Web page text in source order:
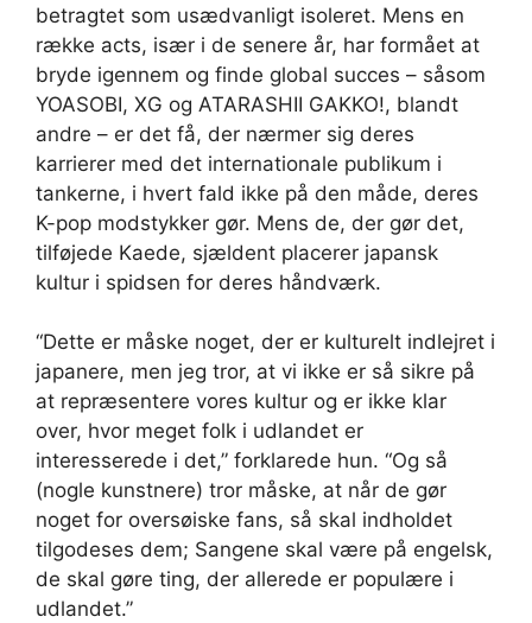
betragtet som usædvanligt isoleret. Mens en
række acts, især i de senere år, har formået at
bryde igennem og finde global succes – såsom
YOASOBI, XG og ATARASHII GAKKO!, blandt
andre – er det få, der nærmer sig deres
karrierer med det internationale publikum i
tankerne, i hvert fald ikke på den måde, deres
K-pop modstykker gør. Mens de, der gør det,
tilføjede Kaede, sjældent placerer japansk
kultur i spidsen for deres håndværk.
“Dette er måske noget, der er kulturelt indlejret i
japanere, men jeg tror, ​​at vi ikke er så sikre på
at repræsentere vores kultur og er ikke klar
over, hvor meget folk i udlandet er
interesserede i det,” forklarede hun. “Og så
(nogle kunstnere) tror måske, at når de gør
noget for oversøiske fans, så skal indholdet
tilgodeses dem; Sangene skal være på engelsk,
de skal gøre ting, der allerede er populære i
udlandet.”